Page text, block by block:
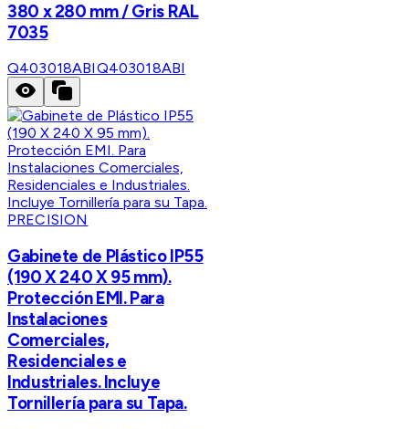
380 x 280 mm / Gris RAL
7035
Q403018ABIQ403018ABI
PRECISION
Gabinete de Plástico IP55
(190 X 240 X 95 mm).
Protección EMI. Para
Instalaciones
Comerciales,
Residenciales e
Industriales. Incluye
Tornillería para su Tapa.